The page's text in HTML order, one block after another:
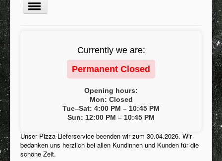
Minimum order value
Contact / Suggestions
Conditions
Imprint
Currently we are:
Permanent Closed
Opening hours:
Mon: Closed
Tue–Sat: 4:00 PM – 10:45 PM
Sun: 12:00 PM – 10:45 PM
Unser Pizza-Lieferservice beenden wir zum 30.04.2026. Wir
bedanken uns herzlich bei allen Kundinnen und Kunden für die
schöne Zeit.